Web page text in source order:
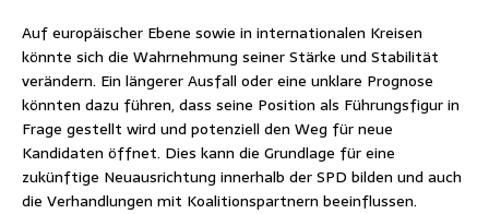
Auf europäischer Ebene sowie in internationalen Kreisen
könnte sich die Wahrnehmung seiner Stärke und Stabilität
verändern. Ein längerer Ausfall oder eine unklare Prognose
könnten dazu führen, dass seine Position als Führungsfigur in
Frage gestellt wird und potenziell den Weg für neue
Kandidaten öffnet. Dies kann die Grundlage für eine
zukünftige Neuausrichtung innerhalb der SPD bilden und auch
die Verhandlungen mit Koalitionspartnern beeinflussen.